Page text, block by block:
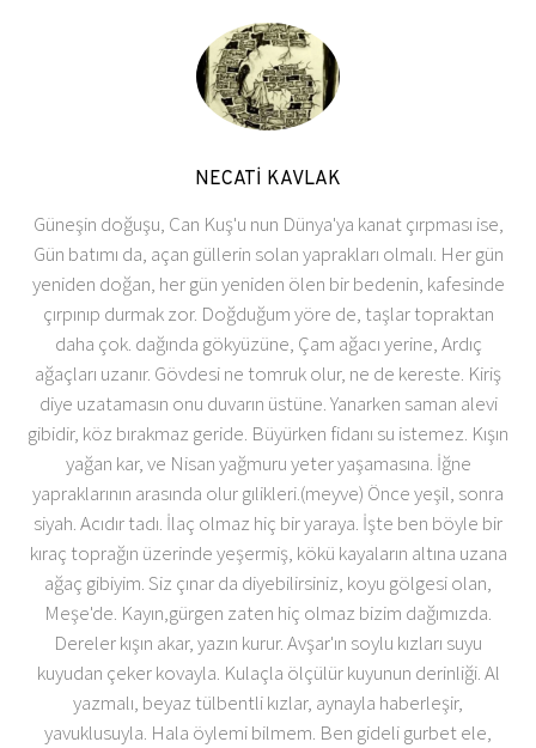
NECATİ KAVLAK
Güneşin doğuşu, Can Kuş'u nun Dünya'ya kanat çırpması ise,
Gün batımı da, açan güllerin solan yaprakları olmalı. Her gün
yeniden doğan, her gün yeniden ölen bir bedenin, kafesinde
çırpınıp durmak zor. Doğduğum yöre de, taşlar topraktan
daha çok. dağında gökyüzüne, Çam ağacı yerine, Ardıç
ağaçları uzanır. Gövdesi ne tomruk olur, ne de kereste. Kiriş
diye uzatamasın onu duvarın üstüne. Yanarken saman alevi
gibidir, köz bırakmaz geride. Büyürken fidanı su istemez. Kışın
yağan kar, ve Nisan yağmuru yeter yaşamasına. İğne
yapraklarının arasında olur gılikleri.(meyve) Önce yeşil, sonra
siyah. Acıdır tadı. İlaç olmaz hiç bir yaraya. İşte ben böyle bir
kıraç toprağın üzerinde yeşermiş, kökü kayaların altına uzana
ağaç gibiyim. Siz çınar da diyebilirsiniz, koyu gölgesi olan,
Meşe'de. Kayın,gürgen zaten hiç olmaz bizim dağımızda.
Dereler kışın akar, yazın kurur. Avşar'ın soylu kızları suyu
kuyudan çeker kovayla. Kulaçla ölçülür kuyunun derinliği. Al
yazmalı, beyaz tülbentli kızlar, aynayla haberleşir,
yavuklusuyla. Hala öylemi bilmem. Ben gideli gurbet ele,